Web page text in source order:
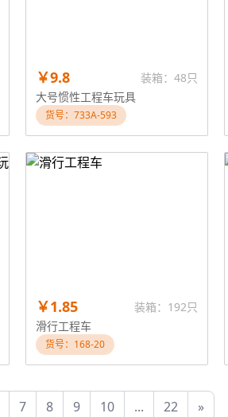
￥9.8
装箱：48只
大号惯性工程车玩具
货号：733A-593
￥1.85
装箱：192只
滑行工程车
货号：168-20
7 8 9 10 ... 22 »